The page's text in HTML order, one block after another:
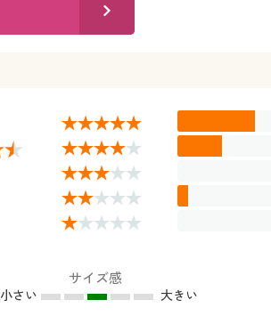
サイズ感
小さい 大きい